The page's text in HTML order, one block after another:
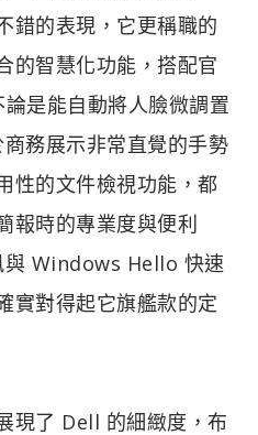
錯的表現，它更稱職的
的智慧化功能，搭配官
是能自動將人臉微調置
務展示非常直覺的手勢
性的文件檢視功能，都
報時的專業度與便利
與 Windows Hello 快速
實對得起它旗艦款的定
現了 Dell 的細緻度，布